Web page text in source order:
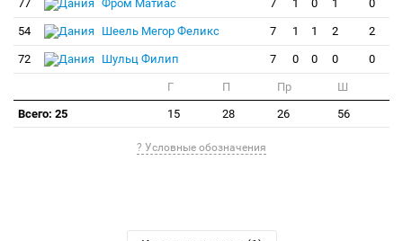
77 Фром Матиас 7 1 0 1 0
54 Шеель Мегор Феликс 7 1 1 2 2
72 Шульц Филип 7 0 0 0 0
Г П Пр
Ш
Всего: 25
15 28 26 56
? Условные обозначения